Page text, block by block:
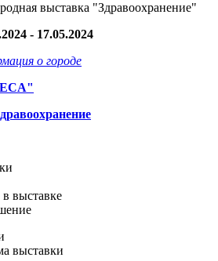
выставка "Здравоохранение"
- 17.05.2024
о городе
в выставке
выставки